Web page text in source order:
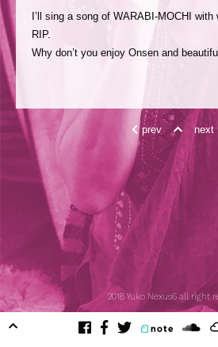
I’ll sing a song of WARABI-MOCHI with
RIP.
Why don’t you enjoy Onsen and
prev next
2018 Yuko Nexus6 all right